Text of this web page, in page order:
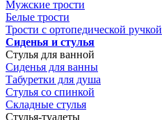
Мужские трости
Белые трости
Трости с ортопедической ручкой
Сиденья и стулья
Стулья для ванной
Сиденья для ванны
Табуретки для душа
Стулья со спинкой
Складные стулья
Стулья-туалеты